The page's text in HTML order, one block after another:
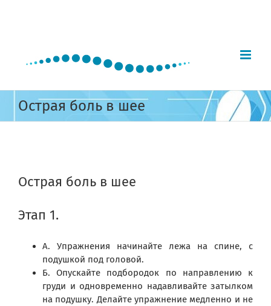
Острая боль в шее
Image
Острая боль в шее
Этап 1.
А. Упражнения начинайте лежа на спине, с
подушкой под головой.
Б. Опускайте подбородок по направлению к
груди и одновременно надавливайте затылком
на подушку. Делайте упражнение медленно и не